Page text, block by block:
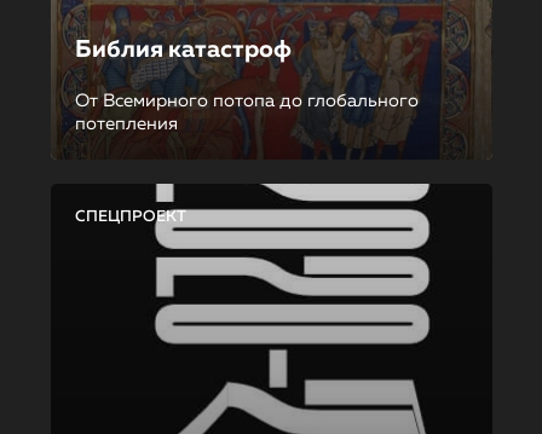
Библия катастроф
От Всемирного потопа до глобального
потепления
СПЕЦПРОЕКТ